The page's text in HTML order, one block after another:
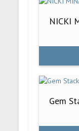
NICKI
Gem